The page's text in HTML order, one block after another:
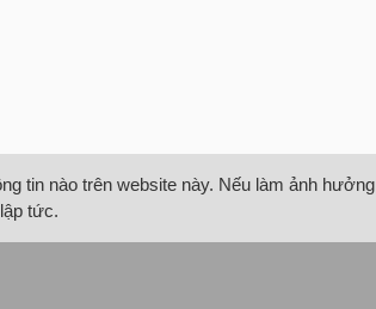
tin nào trên website này. Nếu làm ảnh
tức.